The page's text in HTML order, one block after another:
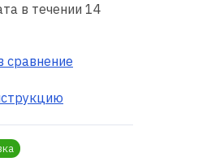
в течении 14
сравнение